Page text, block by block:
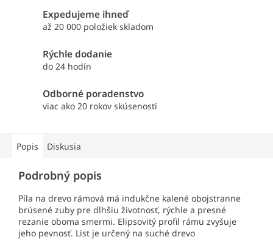
Expedujeme ihneď
až 20 000 položiek skladom
Rýchle dodanie
do 24 hodín
Odborné poradenstvo
viac ako 20 rokov skúsenosti
Popis Diskusia
Podrobný popis
Píla na drevo rámová má indukčne kalené obojstranne
brúsené zuby pre dlhšiu životnosť, rýchle a presné
rezanie oboma smermi. Elipsovitý profil rámu zvyšuje
jeho pevnosť. List je určený na suché drevo